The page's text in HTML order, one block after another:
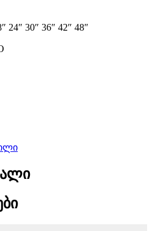
24″ 30″ 36″ 42″ 48″